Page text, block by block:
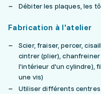
Débiter les plaques, les
Fabrication à l'atelier
Scier, fraiser, percer,
cintrer (plier),
l'intérieur d'un cylindre),
une vis)
Utiliser différents